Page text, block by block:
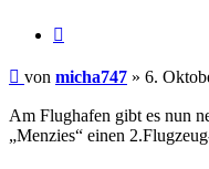
Beitrag
von micha747 » 6.
Am Flughafen gibt es nun
„Menzies“ einen